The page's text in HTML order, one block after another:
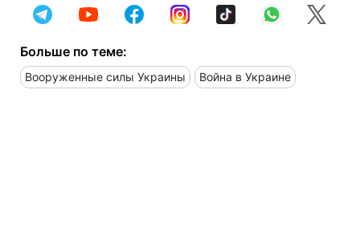
Больше по теме:
Вооруженные силы Украины Война в Украине